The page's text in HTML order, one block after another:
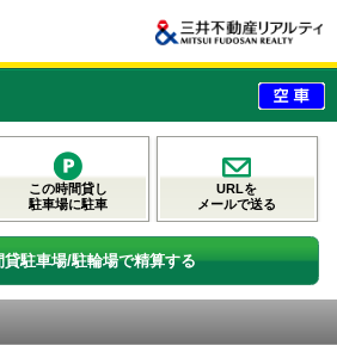
この時間貸し
駐車場に駐車
URLを
メールで送る
貸駐車場/駐輪場で精算する